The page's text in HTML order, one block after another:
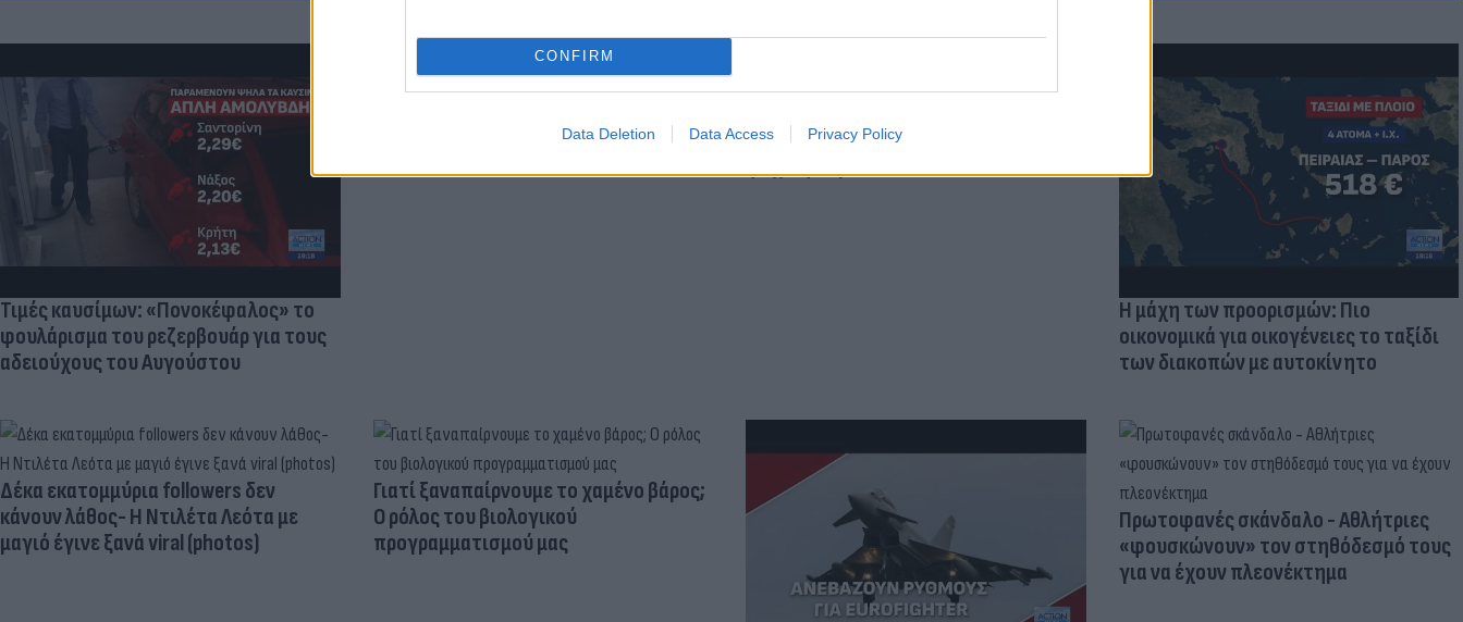
CONFIRM
Data Deletion Data Access Privacy Policy
Τιμές καυσίμων: «Πονοκέφαλος» το
φουλάρισμα του ρεζερβουάρ για τους
αδειούχους του Αυγούστου
«τέλειο» δέρμα αποτελεί πρόβλημα
ψυχικής υγείας
Η μάχη των προορισμών: Πιο
οικονομικά για οικογένειες το ταξίδι
των διακοπών με αυτοκίνητο
Δέκα εκατομμύρια followers δεν
κάνουν λάθος- Η Ντιλέτα Λεότα με
μαγιό έγινε ξανά viral (photos)
Γιατί ξαναπαίρνουμε το χαμένο βάρος;
Ο ρόλος του βιολογικού
προγραμματισμού μας
Πρωτοφανές σκάνδαλο - Aθλήτριες
«φουσκώνουν» τον στηθόδεσμό τους
για να έχουν πλεονέκτημα